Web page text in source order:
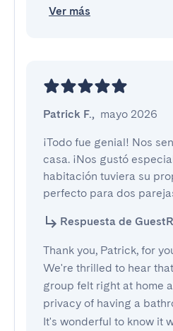
Ver más
Patrick F., mayo 2026
¡Todo fue genial! Nos
casa. ¡Nos gustó
habitación tuviera su
perfecto para dos
Respuesta de
Thank you, Patrick, for
We're thrilled to hear
group felt right at home
privacy of having a
It's wonderful to know it